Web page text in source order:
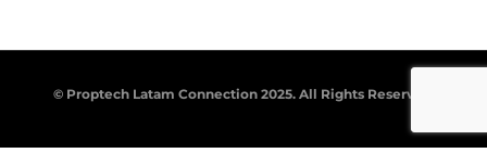
© Proptech Latam Connection 2025. All Rights Reserved.